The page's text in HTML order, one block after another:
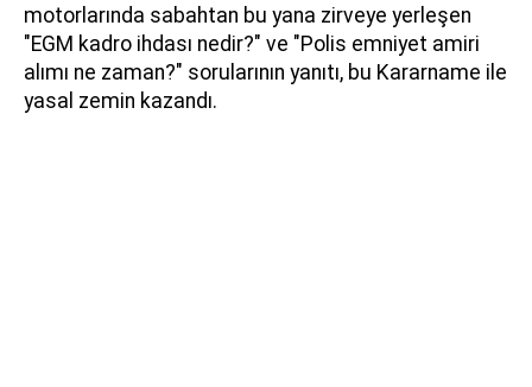
motorlarında sabahtan bu yana zirveye yerleşen
"EGM kadro ihdası nedir?" ve "Polis emniyet amiri
alımı ne zaman?" sorularının yanıtı, bu Kararname ile
yasal zemin kazandı.